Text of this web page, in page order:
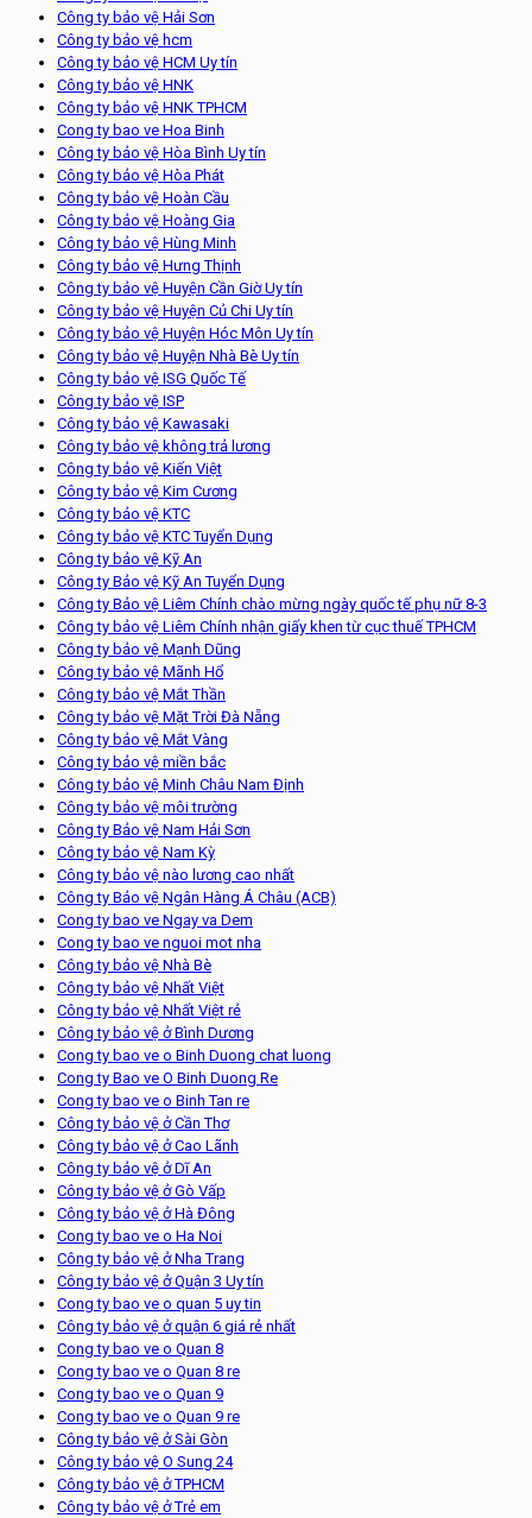
Công ty bảo vệ Hải Sơn
Công ty bảo vệ hcm
Công ty bảo vệ HCM Uy tín
Công ty bảo vệ HNK
Công ty bảo vệ HNK TPHCM
Cong ty bao ve Hoa Binh
Công ty bảo vệ Hòa Bình Uy tín
Công ty bảo vệ Hòa Phát
Công ty bảo vệ Hoàn Cầu
Công ty bảo vệ Hoàng Gia
Công ty bảo vệ Hùng Minh
Công ty bảo vệ Hưng Thịnh
Công ty bảo vệ Huyện Cần Giờ Uy tín
Công ty bảo vệ Huyện Củ Chi Uy tín
Công ty bảo vệ Huyện Hóc Môn Uy tín
Công ty bảo vệ Huyện Nhà Bè Uy tín
Công ty bảo vệ ISG Quốc Tế
Công ty bảo vệ ISP
Công ty bảo vệ Kawasaki
Công ty bảo vệ không trả lương
Công ty bảo vệ Kiến Việt
Công ty bảo vệ Kim Cương
Công ty bảo vệ KTC
Công ty bảo vệ KTC Tuyển Dụng
Công ty bảo vệ Kỹ An
Công ty Bảo vệ Kỹ An Tuyển Dụng
Công ty Bảo vệ Liêm Chính chào mừng ngày quốc tế phụ nữ 8-3
Công ty bảo vệ Liêm Chính nhận giấy khen từ cục thuế TPHCM
Công ty bảo vệ Mạnh Dũng
Công ty bảo vệ Mãnh Hổ
Công ty bảo vệ Mắt Thần
Công ty bảo vệ Mặt Trời Đà Nẵng
Công ty bảo vệ Mắt Vàng
Công ty bảo vệ miền bắc
Công ty bảo vệ Minh Châu Nam Định
Công ty bảo vệ môi trường
Công ty Bảo vệ Nam Hải Sơn
Công ty bảo vệ Nam Kỳ
Công ty bảo vệ nào lương cao nhất
Công ty Bảo vệ Ngân Hàng Á Châu (ACB)
Cong ty bao ve Ngay va Dem
Cong ty bao ve nguoi mot nha
Công ty bảo vệ Nhà Bè
Công ty bảo vệ Nhất Việt
Công ty bảo vệ Nhất Việt rẻ
Công ty bảo vệ ở Bình Dương
Cong ty bao ve o Binh Duong chat luong
Cong ty Bao ve O Binh Duong Re
Cong ty bao ve o Binh Tan re
Công ty bảo vệ ở Cần Thơ
Công ty bảo vệ ở Cao Lãnh
Công ty bảo vệ ở Dĩ An
Công ty bảo vệ ở Gò Vấp
Công ty bảo vệ ở Hà Đông
Cong ty bao ve o Ha Noi
Công ty bảo vệ ở Nha Trang
Công ty bảo vệ ở Quận 3 Uy tín
Cong ty bao ve o quan 5 uy tin
Công ty bảo vệ ở quận 6 giá rẻ nhất
Cong ty bao ve o Quan 8
Cong ty bao ve o Quan 8 re
Cong ty bao ve o Quan 9
Cong ty bao ve o Quan 9 re
Công ty bảo vệ ở Sài Gòn
Công ty bảo vệ O Sung 24
Công ty bảo vệ ở TPHCM
Công ty bảo vệ ở Trẻ em